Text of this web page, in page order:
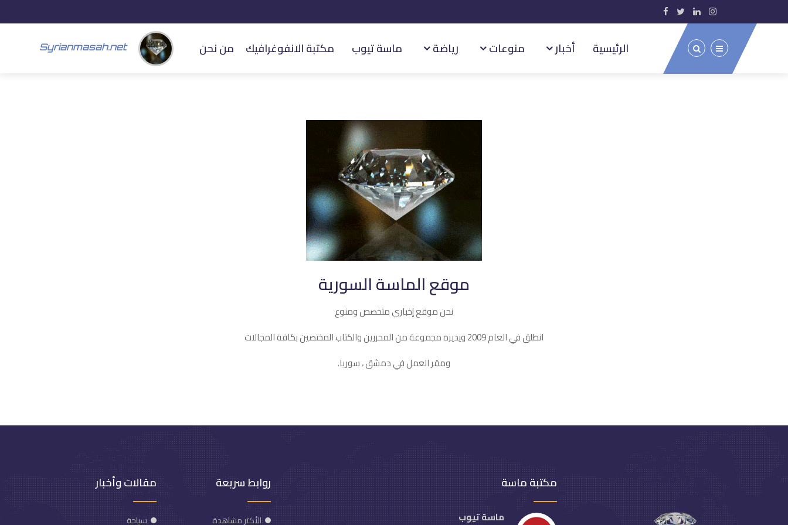
Syrianmasah.net الرئيسية أخبار منوعات رياضة ماسة تيوب مكتبة الانفوغرافيك من نحن
موقع الماسة السورية
نحن موقع إخباري متخصص ومنوع
انطلق في العام 2009 ويديره مجموعة من المحررين والكتاب المختصين بكافة المجالات
ومقر العمل في دمشق ، سوريا.
مكتبة ماسة
ماسة تيوب
روابط سريعة
الأكثر مشاهدة
مقالات وأخبار
سياحة